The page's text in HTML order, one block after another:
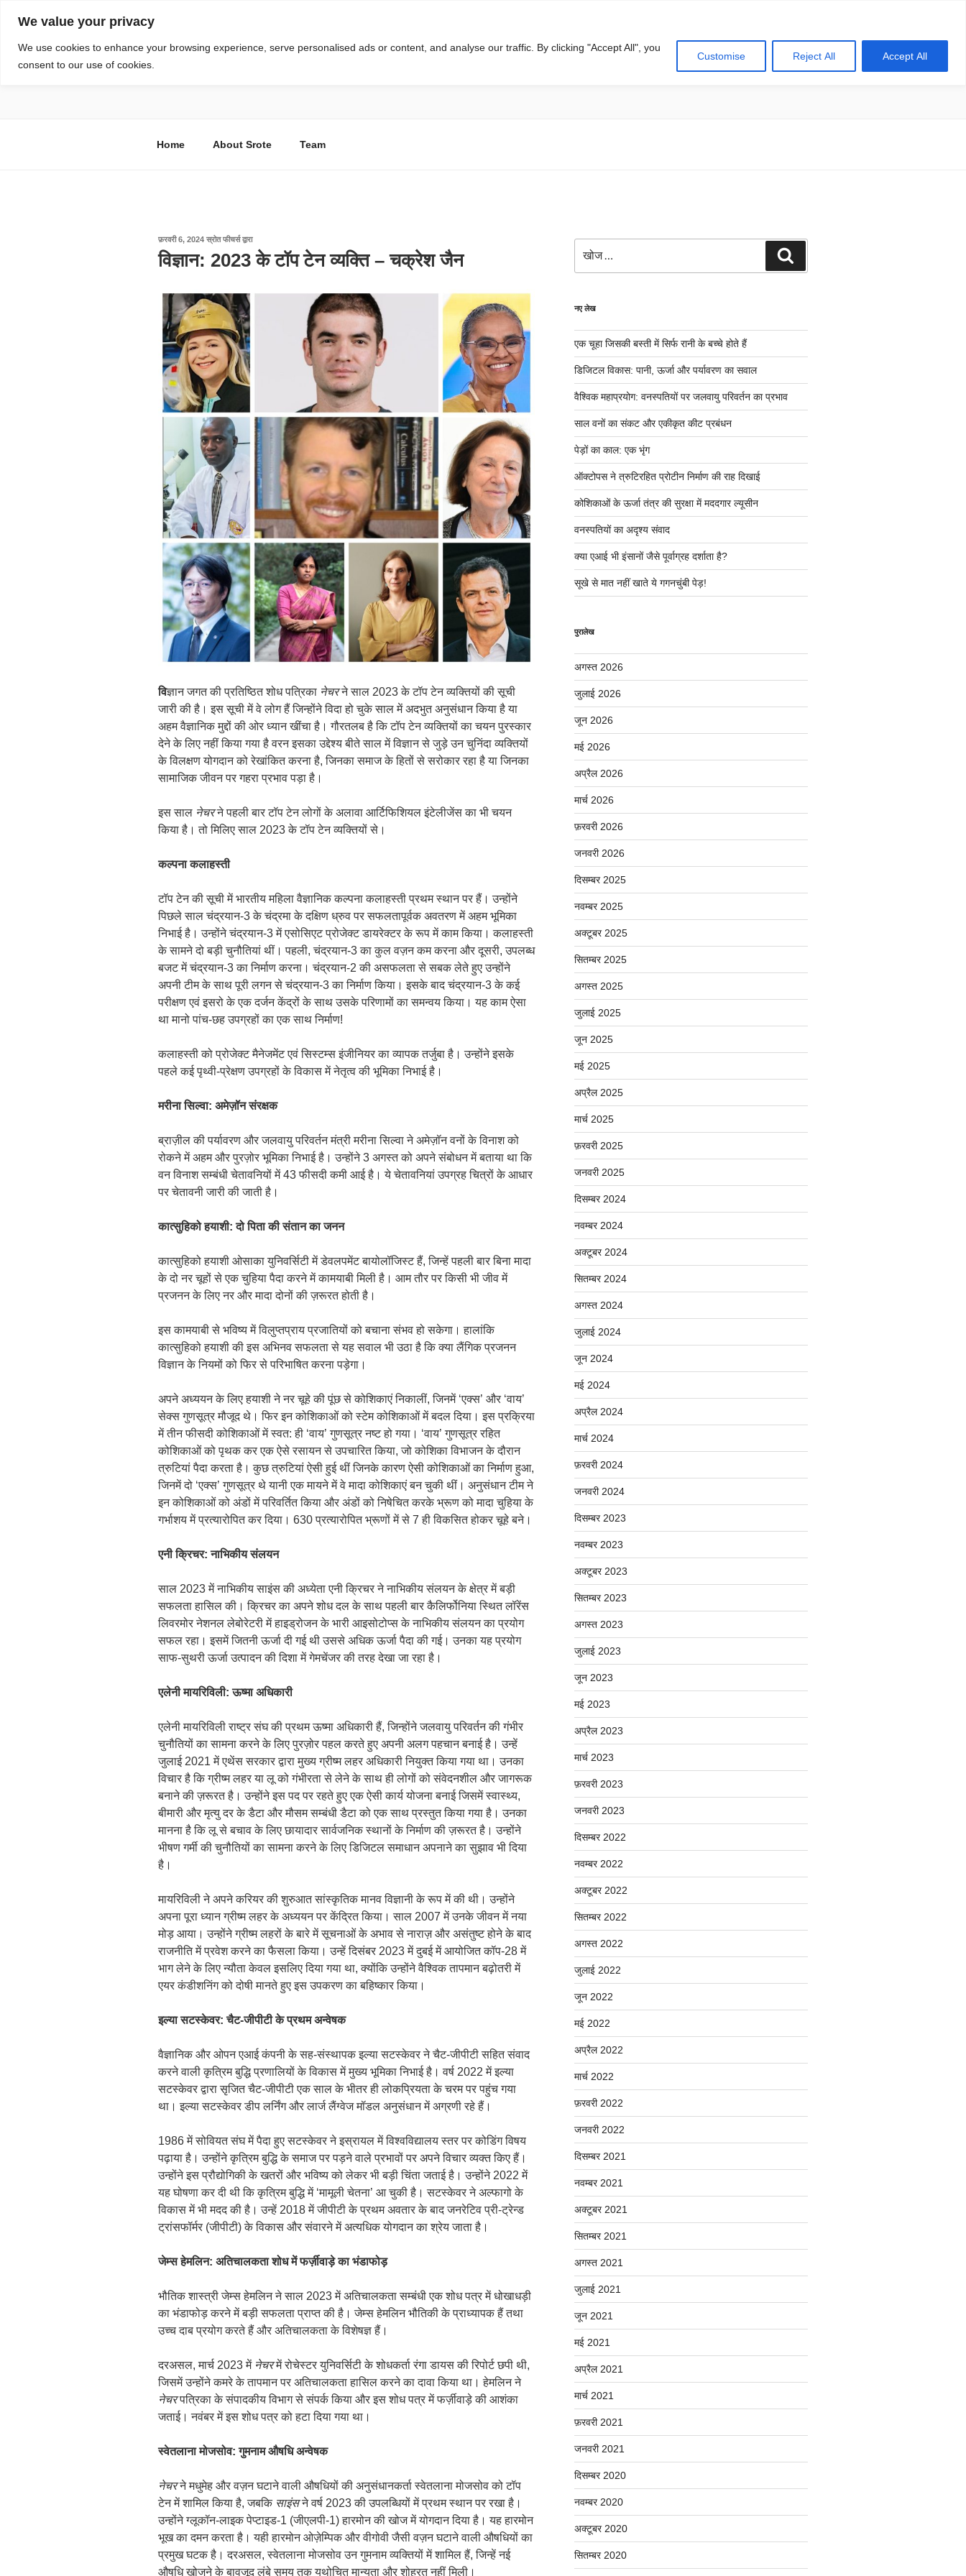
We value your privacy
We use cookies to enhance your browsing experience, serve personalised ads or content, and analyse our traffic. By clicking "Accept All", you
consent to our use of cookies.
Customise Reject All Accept All
स्रोत
Home About Srote Team
फ़रवरी 6, 2024 पर
किया
स्रोत फीचर्सद्वारा
विज्ञान: 2023 के टॉप टेन व्यक्ति – चक्रेश जैन
विज्ञान जगत की प्रतिष्ठित शोध पत्रिका नेचरने साल 2023 के टॉप टेन व्यक्तियों की सूची
जारी की है। इस सूची में वे लोग हैं जिन्होंने विदा हो चुके साल में अदभुत अनुसंधान किया है या
अहम वैज्ञानिक मुद्दों की ओर ध्यान खींचा है। गौरतलब है कि टॉप टेन व्यक्तियों का चयन पुरस्कार
देने के लिए नहीं किया गया है वरन इसका उद्देश्य बीते साल में विज्ञान से जुड़े उन चुनिंदा व्यक्तियों
के विलक्षण योगदान को रेखांकित करना है, जिनका समाज के हितों से सरोकार रहा है या जिनका
सामाजिक जीवन पर गहरा प्रभाव पड़ा है।
इस साल नेचरने पहली बार टॉप टेन लोगों के अलावा आर्टिफिशियल इंटेलीजेंस का भी चयन
किया है। तो मिलिए साल 2023 के टॉप टेन व्यक्तियों से।
कल्पना कलाहस्ती
टॉप टेन की सूची में भारतीय महिला वैज्ञानिक कल्पना कलाहस्ती प्रथम स्थान पर हैं। उन्होंने
पिछले साल चंद्रयान-3 के चंद्रमा के दक्षिण ध्रुव पर सफलतापूर्वक अवतरण में अहम भूमिका
निभाई है। उन्होंने चंद्रयान-3 में एसोसिएट प्रोजेक्ट डायरेक्टर के रूप में काम किया। कलाहस्ती
के सामने दो बड़ी चुनौतियां थीं। पहली, चंद्रयान-3 का कुल वज़न कम करना और दूसरी, उपलब्ध
बजट में चंद्रयान-3 का निर्माण करना। चंद्रयान-2 की असफलता से सबक लेते हुए उन्होंने
अपनी टीम के साथ पूरी लगन से चंद्रयान-3 का निर्माण किया। इसके बाद चंद्रयान-3 के कई
परीक्षण एवं इसरो के एक दर्जन केंद्रों के साथ उसके परिणामों का समन्वय किया। यह काम ऐसा
था मानो पांच-छह उपग्रहों का एक साथ निर्माण!
कलाहस्ती को प्रोजेक्ट मैनेजमेंट एवं सिस्टम्स इंजीनियर का व्यापक तर्जुबा है। उन्होंने इसके
पहले कई पृथ्वी-प्रेक्षण उपग्रहों के विकास में नेतृत्व की भूमिका निभाई है।
मरीना सिल्वा: अमेज़ॉन संरक्षक
ब्राज़ील की पर्यावरण और जलवायु परिवर्तन मंत्री मरीना सिल्वा ने अमेज़ॉन वनों के विनाश को
रोकने में अहम और पुरज़ोर भूमिका निभाई है। उन्होंने 3 अगस्त को अपने संबोधन में बताया था कि
वन विनाश सम्बंधी चेतावनियों में 43 फीसदी कमी आई है। ये चेतावनियां उपग्रह चित्रों के आधार
पर चेतावनी जारी की जाती है।
कात्सुहिको हयाशी: दो पिता की संतान का जनन
कात्सुहिको हयाशी ओसाका युनिवर्सिटी में डेवलपमेंट बायोलॉजिस्ट हैं, जिन्हें पहली बार बिना मादा
के दो नर चूहों से एक चुहिया पैदा करने में कामयाबी मिली है। आम तौर पर किसी भी जीव में
प्रजनन के लिए नर और मादा दोनों की ज़रूरत होती है।
इस कामयाबी से भविष्य में विलुप्तप्राय प्रजातियों को बचाना संभव हो सकेगा। हालांकि
कात्सुहिको हयाशी की इस अभिनव सफलता से यह सवाल भी उठा है कि क्या लैंगिक प्रजनन
विज्ञान के नियमों को फिर से परिभाषित करना पड़ेगा।
अपने अध्ययन के लिए हयाशी ने नर चूहे की पूंछ से कोशिकाएं निकालीं, जिनमें ‘एक्स’ और ‘वाय’
सेक्स गुणसूत्र मौजूद थे। फिर इन कोशिकाओं को स्टेम कोशिकाओं में बदल दिया। इस प्रक्रिया
में तीन फीसदी कोशिकाओं में स्वत: ही ‘वाय’ गुणसूत्र नष्ट हो गया। ‘वाय’ गुणसूत्र रहित
कोशिकाओं को पृथक कर एक ऐसे रसायन से उपचारित किया, जो कोशिका विभाजन के दौरान
त्रुटियां पैदा करता है। कुछ त्रुटियां ऐसी हुई थीं जिनके कारण ऐसी कोशिकाओं का निर्माण हुआ,
जिनमें दो ‘एक्स’ गुणसूत्र थे यानी एक मायने में वे मादा कोशिकाएं बन चुकी थीं। अनुसंधान टीम ने
इन कोशिकाओं को अंडों में परिवर्तित किया और अंडों को निषेचित करके भ्रूण को मादा चुहिया के
गर्भाशय में प्रत्यारोपित कर दिया। 630 प्रत्यारोपित भ्रूणों में से 7 ही विकसित होकर चूहे बने।
एनी क्रिचर: नाभिकीय संलयन
साल 2023 में नाभिकीय साइंस की अध्येता एनी क्रिचर ने नाभिकीय संलयन के क्षेत्र में बड़ी
सफलता हासिल की। क्रिचर का अपने शोध दल के साथ पहली बार कैलिर्फोनिया स्थित लॉरेंस
लिवरमोर नेशनल लेबोरेटरी में हाइड्रोजन के भारी आइसोटोप्स के नाभिकीय संलयन का प्रयोग
सफल रहा। इसमें जितनी ऊर्जा दी गई थी उससे अधिक ऊर्जा पैदा की गई। उनका यह प्रयोग
साफ-सुथरी ऊर्जा उत्पादन की दिशा में गेमचेंजर की तरह देखा जा रहा है।
एलेनी मायरिविली: ऊष्मा अधिकारी
एलेनी मायरिविली राष्ट्र संघ की प्रथम ऊष्मा अधिकारी हैं, जिन्होंने जलवायु परिवर्तन की गंभीर
चुनौतियों का सामना करने के लिए पुरज़ोर पहल करते हुए अपनी अलग पहचान बनाई है। उन्हें
जुलाई 2021 में एथेंस सरकार द्वारा मुख्य ग्रीष्म लहर अधिकारी नियुक्त किया गया था। उनका
विचार है कि ग्रीष्म लहर या लू को गंभीरता से लेने के साथ ही लोगों को संवेदनशील और जागरूक
बनाने की ज़रूरत है। उन्होंने इस पद पर रहते हुए एक ऐसी कार्य योजना बनाई जिसमें स्वास्थ्य,
बीमारी और मृत्यु दर के डैटा और मौसम सम्बंधी डैटा को एक साथ प्रस्तुत किया गया है। उनका
मानना है कि लू से बचाव के लिए छायादार सार्वजनिक स्थानों के निर्माण की ज़रूरत है। उन्होंने
भीषण गर्मी की चुनौतियों का सामना करने के लिए डिजिटल समाधान अपनाने का सुझाव भी दिया
है।
मायरिविली ने अपने करियर की शुरुआत सांस्कृतिक मानव विज्ञानी के रूप में की थी। उन्होंने
अपना पूरा ध्यान ग्रीष्म लहर के अध्ययन पर केंद्रित किया। साल 2007 में उनके जीवन में नया
मोड़ आया। उन्होंने ग्रीष्म लहरों के बारे में सूचनाओं के अभाव से नाराज़ और असंतुष्ट होने के बाद
राजनीति में प्रवेश करने का फैसला किया। उन्हें दिसंबर 2023 में दुबई में आयोजित कॉप-28 में
भाग लेने के लिए न्यौता केवल इसलिए दिया गया था, क्योंकि उन्होंने वैश्विक तापमान बढ़ोतरी में
एयर कंडीशनिंग को दोषी मानते हुए इस उपकरण का बहिष्कार किया।
इल्या सटस्केवर: चैट-जीपीटी के प्रथम अन्वेषक
वैज्ञानिक और ओपन एआई कंपनी के सह-संस्थापक इल्या सटस्केवर ने चैट-जीपीटी सहित संवाद
करने वाली कृत्रिम बुद्धि प्रणालियों के विकास में मुख्य भूमिका निभाई है। वर्ष 2022 में इल्या
सटस्केवर द्वारा सृजित चैट-जीपीटी एक साल के भीतर ही लोकप्रियता के चरम पर पहुंच गया
था। इल्या सटस्केवर डीप लर्निंग और लार्ज लैंग्वेज मॉडल अनुसंधान में अग्रणी रहे हैं।
1986 में सोवियत संघ में पैदा हुए सटस्केवर ने इस्रायल में विश्वविद्यालय स्तर पर कोडिंग विषय
पढ़ाया है। उन्होंने कृत्रिम बुद्धि के समाज पर पड़ने वाले प्रभावों पर अपने विचार व्यक्त किए हैं।
उन्होंने इस प्रौद्योगिकी के खतरों और भविष्य को लेकर भी बड़ी चिंता जताई है। उन्होंने 2022 में
यह घोषणा कर दी थी कि कृत्रिम बुद्धि में ‘मामूली चेतना’ आ चुकी है। सटस्केवर ने अल्फागो के
विकास में भी मदद की है। उन्हें 2018 में जीपीटी के प्रथम अवतार के बाद जनरेटिव प्री-ट्रेन्ड
ट्रांसफॉर्मर (जीपीटी) के विकास और संवारने में अत्यधिक योगदान का श्रेय जाता है।
जेम्स हेमलिन: अतिचालकता शोध में फर्ज़ीवाड़े का भंडाफोड़
भौतिक शास्त्री जेम्स हेमलिन ने साल 2023 में अतिचालकता सम्बंधी एक शोध पत्र में धोखाधड़ी
का भंडाफोड़ करने में बड़ी सफलता प्राप्त की है। जेम्स हेमलिन भौतिकी के प्राध्यापक हैं तथा
उच्च दाब प्रयोग करते हैं और अतिचालकता के विशेषज्ञ हैं।
दरअसल, मार्च 2023 में नेचरमें रोचेस्टर युनिवर्सिटी के शोधकर्ता रंगा डायस की रिपोर्ट छपी थी,
जिसमें उन्होंने कमरे के तापमान पर अतिचालकता हासिल करने का दावा किया था। हेमलिन ने
नेचरपत्रिका के संपादकीय विभाग से संपर्क किया और इस शोध पत्र में फर्ज़ीवाड़े की आशंका
जताई। नवंबर में इस शोध पत्र को हटा दिया गया था।
स्वेतलाना मोजसोव: गुमनाम औषधि अन्वेषक
नेचरने मधुमेह और वज़न घटाने वाली औषधियों की अनुसंधानकर्ता स्वेतलाना मोजसोव को टॉप
टेन में शामिल किया है, जबकि साइंसने वर्ष 2023 की उपलब्धियों में प्रथम स्थान पर रखा है।
उन्होंने ग्लूकॉन-लाइक पेप्टाइड-1 (जीएलपी-1) हारमोन की खोज में योगदान दिया है। यह हारमोन
भूख का दमन करता है। यही हारमोन ओज़ेम्पिक और वीगोवी जैसी वज़न घटाने वाली औषधियों का
प्रमुख घटक है। दरअसल, स्वेतलाना मोजसोव उन गुमनाम व्यक्तियों में शामिल हैं, जिन्हें नई
औषधि खोजने के बावजूद लंबे समय तक यथोचित मान्यता और शोहरत नहीं मिली।
नए लेख
एक चूहा जिसकी बस्ती में सिर्फ रानी के बच्चे होते हैं
डिजिटल विकास: पानी, ऊर्जा और पर्यावरण का सवाल
वैश्विक महाप्रयोग: वनस्पतियों पर जलवायु परिवर्तन का प्रभाव
साल वनों का संकट और एकीकृत कीट प्रबंधन
पेड़ों का काल: एक भृंग
ऑक्टोपस ने त्रुटिरहित प्रोटीन निर्माण की राह दिखाई
कोशिकाओं के ऊर्जा तंत्र की सुरक्षा में मददगार ल्यूसीन
वनस्पतियों का अदृश्य संवाद
क्या एआई भी इंसानों जैसे पूर्वाग्रह दर्शाता है?
सूखे से मात नहीं खाते ये गगनचुंबी पेड़!
पुरालेख
अगस्त 2026
जुलाई 2026
जून 2026
मई 2026
अप्रैल 2026
मार्च 2026
फ़रवरी 2026
जनवरी 2026
दिसम्बर 2025
नवम्बर 2025
अक्टूबर 2025
सितम्बर 2025
अगस्त 2025
जुलाई 2025
जून 2025
मई 2025
अप्रैल 2025
मार्च 2025
फ़रवरी 2025
जनवरी 2025
दिसम्बर 2024
नवम्बर 2024
अक्टूबर 2024
सितम्बर 2024
अगस्त 2024
जुलाई 2024
जून 2024
मई 2024
अप्रैल 2024
मार्च 2024
फ़रवरी 2024
जनवरी 2024
दिसम्बर 2023
नवम्बर 2023
अक्टूबर 2023
सितम्बर 2023
अगस्त 2023
जुलाई 2023
जून 2023
मई 2023
अप्रैल 2023
मार्च 2023
फ़रवरी 2023
जनवरी 2023
दिसम्बर 2022
नवम्बर 2022
अक्टूबर 2022
सितम्बर 2022
अगस्त 2022
जुलाई 2022
जून 2022
मई 2022
अप्रैल 2022
मार्च 2022
फ़रवरी 2022
जनवरी 2022
दिसम्बर 2021
नवम्बर 2021
अक्टूबर 2021
सितम्बर 2021
अगस्त 2021
जुलाई 2021
जून 2021
मई 2021
अप्रैल 2021
मार्च 2021
फ़रवरी 2021
जनवरी 2021
दिसम्बर 2020
नवम्बर 2020
अक्टूबर 2020
सितम्बर 2020